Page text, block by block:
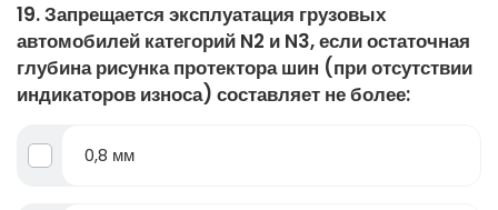
19. Запрещается эксплуатация грузовых
автомобилей категорий N2 и N3, если остаточная
глубина рисунка протектора шин (при отсутствии
индикаторов износа) составляет не более:
0,8 мм